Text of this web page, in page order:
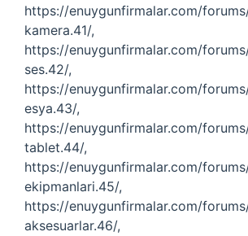
https://enuygunfirmalar.com/
kamera.41/,
https://enuygunfirmalar.com/
ses.42/,
https://enuygunfirmalar.com/
esya.43/,
https://enuygunfirmalar.com/
tablet.44/,
https://enuygunfirmalar.com/
ekipmanlari.45/,
https://enuygunfirmalar.com/
aksesuarlar.46/,